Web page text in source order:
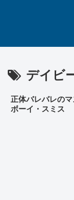
デイビ
正体バレバレの
ボーイ・スミス